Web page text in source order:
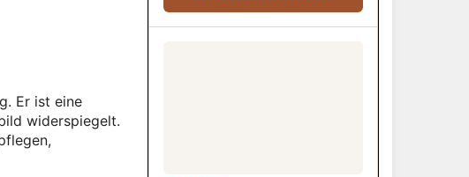
Er ist eine
widerspiegelt.